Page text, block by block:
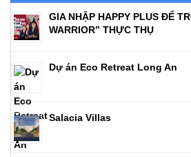
GIA NHẬP HAPPY PLUS ĐỂ
WARRIOR” THỰC THỤ
Dự án Eco Retreat Long An
Salacia Villas